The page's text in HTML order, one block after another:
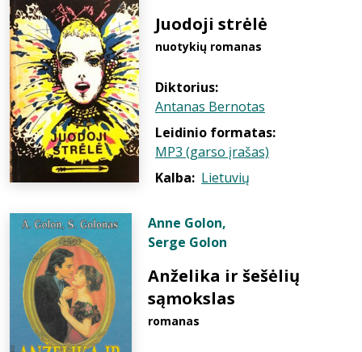
Juodoji strėlė
nuotykių romanas
Diktorius:
Antanas Bernotas
Leidinio formatas:
MP3 (garso įrašas)
Kalba: Lietuvių
Anne Golon,
Serge Golon
Anželika ir šešėlių
sąmokslas
romanas